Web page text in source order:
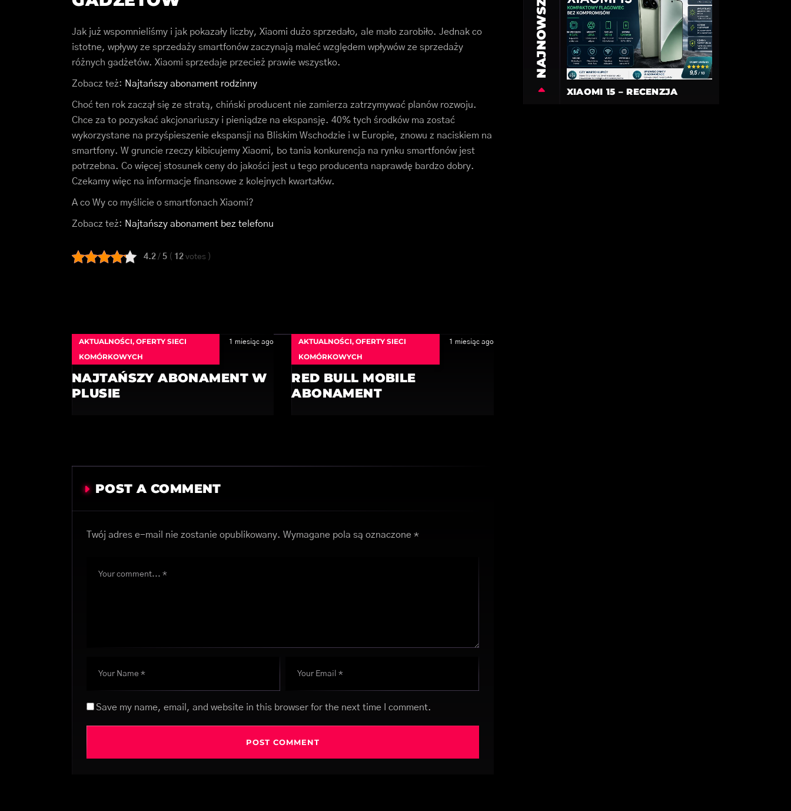
Jak już wspomnieliśmy i jak pokazały liczby, Xiaomi dużo sprzedało, ale mało zarobiło. Jednak co
istotne, wpływy ze sprzedaży smartfonów zaczynają maleć względem wpływów ze sprzedaży
różnych gadżetów. Xiaomi sprzedaje przecież prawie wszystko.
Zobacz też: Najtańszy abonament rodzinny
Choć ten rok zaczął się ze stratą, chiński producent nie zamierza zatrzymywać planów rozwoju.
Chce za to pozyskać akcjonariuszy i pieniądze na ekspansję. 40% tych środków ma zostać
wykorzystane na przyśpieszenie ekspansji na Bliskim Wschodzie i w Europie, znowu z naciskiem na
smartfony. W gruncie rzeczy kibicujemy Xiaomi, bo tania konkurencja na rynku smartfonów jest
potrzebna. Co więcej stosunek ceny do jakości jest u tego producenta naprawdę bardzo dobry.
Czekamy więc na informacje finansowe z kolejnych kwartałów.
A co Wy co myślicie o smartfonach Xiaomi?
Zobacz też: Najtańszy abonament bez telefonu
4.2 / 5 ( 12 votes )
AKTUALNOŚCI, OFERTY SIECI
KOMÓRKOWYCH
1 miesiąc ago
NAJTAŃSZY ABONAMENT W
PLUSIE
AKTUALNOŚCI,OFERTY SIECI
KOMÓRKOWYCH
1 miesiąc ago
RED BULL MOBILE
ABONAMENT
POST A COMMENT
Twój adres e-mail nie zostanie opublikowany. Wymagane pola są oznaczone *
Save my name, email, and website in this browser for the next time I comment.
NAJNOWSZE
XIAOMI 15 – RECENZJA